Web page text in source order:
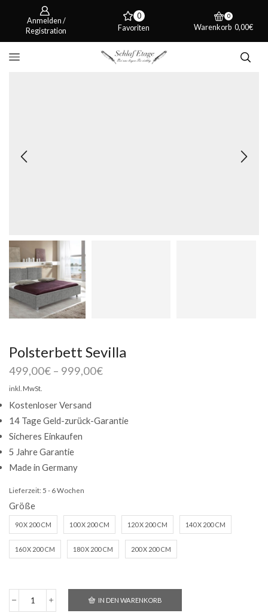
Anmelden /
Registration
0
Favoriten
0
Warenkorb 0,00€
Polsterbett Sevilla
499,00€ – 999,00€
inkl. MwSt.
Kostenloser Versand
14 Tage Geld-zurück-Garantie
Sicheres Einkaufen
5 Jahre Garantie
Made in Germany
Lieferzeit: 5 - 6 Wochen
Größe
90 X 200 CM 100 X 200 CM 120 X 200 CM 140 X 200 CM
160 X 200 CM 180 X 200 CM 200 X 200 CM
Polsterbett
IN DEN WARENKORB